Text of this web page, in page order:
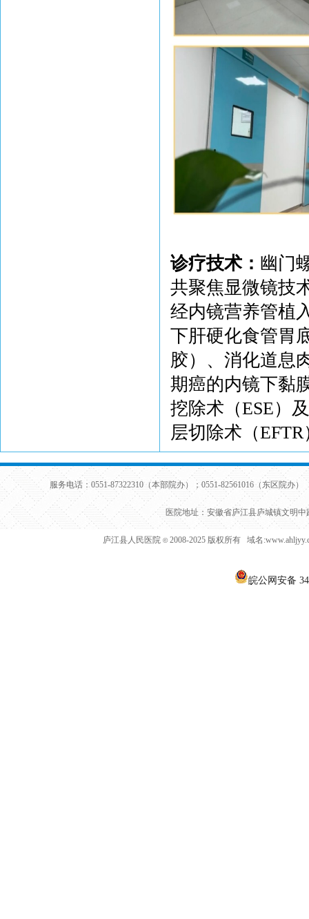
诊疗技术： 幽门
共聚焦显微镜技
经内镜营养管植
下肝硬化食管胃
胶）、消化道息
期癌的内镜下黏
挖除术（ESE）
层切除术（
服务电话：0551-87322310（本部院办）；0551-82561016（东区院办
医院地址：安徽省庐江县庐城镇文明
庐江县人民医院 © 2008-2025 版权所有 域名
皖公网安备